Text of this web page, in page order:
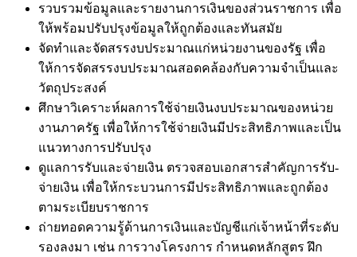
รวบรวมข้อมูลและรายงานการเงินของส่วนราชการ เพื่อ
ให้พร้อมปรับปรุงข้อมูลให้ถูกต้องและทันสมัย
จัดทำและจัดสรรงบประมาณแก่หน่วยงานของรัฐ เพื่อ
ให้การจัดสรรงบประมาณสอดคล้องกับความจำเป็นและ
วัตถุประสงค์
ศึกษาวิเคราะห์ผลการใช้จ่ายเงินงบประมาณของหน่วย
งานภาครัฐ เพื่อให้การใช้จ่ายเงินมีประสิทธิภาพและเป็น
แนวทางการปรับปรุง
ดูแลการรับและจ่ายเงิน ตรวจสอบเอกสารสำคัญการรับ-
จ่ายเงิน เพื่อให้กระบวนการมีประสิทธิภาพและถูกต้อง
ตามระเบียบราชการ
ถ่ายทอดความรู้ด้านการเงินและบัญชีแก่เจ้าหน้าที่ระดับ
รองลงมา เช่น การวางโครงการ กำหนดหลักสูตร ฝึก